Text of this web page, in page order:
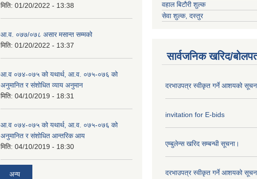
मिति: 01/20/2022 - 13:38
आ.व. ०७७/०७८ असार मसान्त सम्मको
मिति: 01/20/2022 - 13:37
आ.व ०७४-०७५ को यथार्थ, आ.व. ०७५-०७६ को
अनुमानित र संशोधित व्याय अनुमान
मिति: 04/10/2019 - 18:31
आ.व ०७४-०७५ को यथार्थ, आ.व. ०७५-०७६ को
अनुमानित र संशोधित आन्तरिक आय
मिति: 04/10/2019 - 18:30
अन्य
वहाल बिटौरी शुल्क
सेवा शुल्क, दस्तुर
सार्वजनिक खरिद/
दरभाउपत्र स्वीकृत गर्ने आशयको
invitation for E-bids
एम्बुलेन्स खरिद सम्बन्धी सूचना।
दरभाउपत्र स्वीकृत गर्ने आशयको